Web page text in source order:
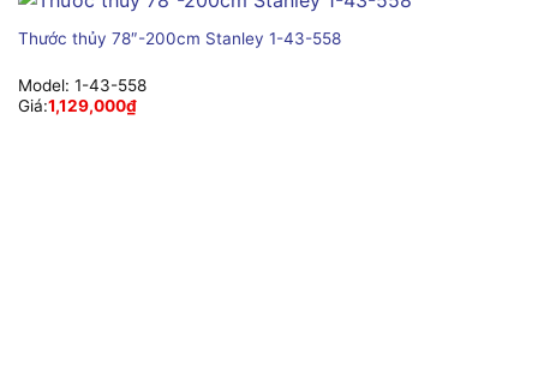
Thước thủy 78″-200cm Stanley 1-43-558
Model: 1-43-558
Giá:1,129,000₫